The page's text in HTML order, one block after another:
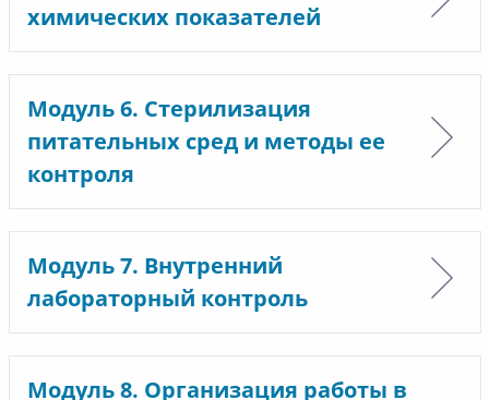
химических показателей
Модуль 6. Стерилизация
питательных сред и методы ее
контроля
Модуль 7. Внутренний
лабораторный контроль
Модуль 8. Организация работы в